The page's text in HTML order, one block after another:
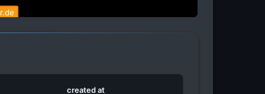
join.arbeitsagentur.de
created at